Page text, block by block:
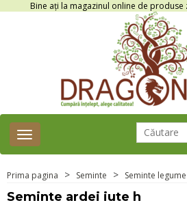
Bine ați la magazinul online de produse
Toggle
navigation
Prima pagina Seminte Seminte legume
Seminte ardei iute h